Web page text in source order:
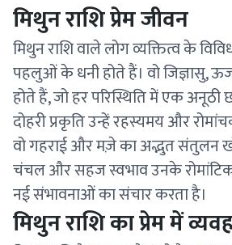
मिथुन राशि प्रेम जीवन
मिथुन राशि वाले लोग व्यक्तित्व के
पहलुओं के धनी होते हैं। वो जिज्ञासु,
होते हैं, जो हर परिस्थिति में एक
दोहरी प्रकृति उन्हें रहस्यमय और
वो गहराई और मज़े का अद्भुत संतुलन
चंचल और सहज स्वभाव उनके रोमांटिक
नई संभावनाओं का संचार करता है।
मिथुन राशि का प्रेम में